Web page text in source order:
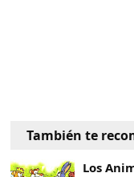
También te
Los